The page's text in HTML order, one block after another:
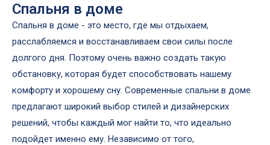
Спальня в доме
Спальня в доме - это место, где мы отдыхаем,
расслабляемся и восстанавливаем свои силы после
долгого дня. Поэтому очень важно создать такую
обстановку, которая будет способствовать нашему
комфорту и хорошему сну. Современные спальни в доме
предлагают широкий выбор стилей и дизайнерских
решений, чтобы каждый мог найти то, что идеально
подойдет именно ему. Независимо от того,